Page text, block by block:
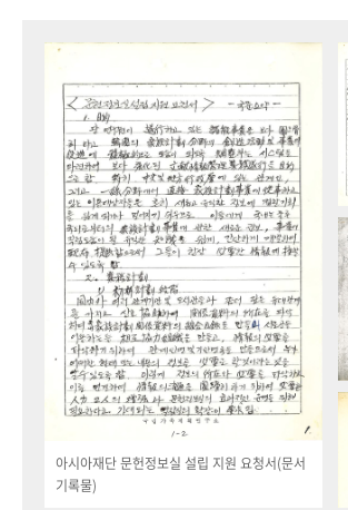
아시아재단 문헌정보실 설립 지원 요청서(문서
기록물)